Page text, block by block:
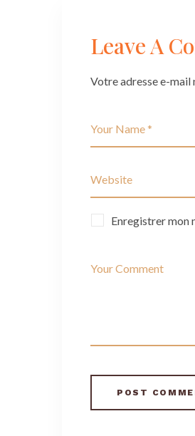
Leave A
Votre adresse e-mail
Enregistrer mon